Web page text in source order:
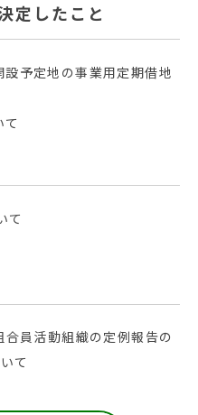
定したこと
予定地の事業用定期借地
て
員活動組織の定例報告の
て